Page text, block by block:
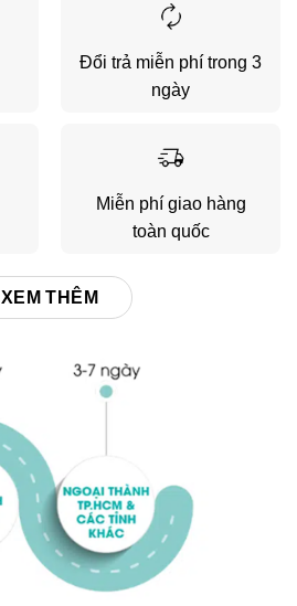
Đổi trả miễn phí trong 3
ngày
Miễn phí giao hàng
toàn quốc
XEM THÊM